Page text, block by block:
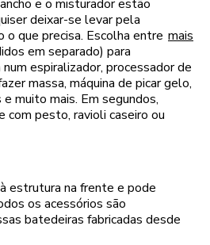
e o misturador estão
deixar-se levar pela
que precisa. Escolha entre mais
em separado) para
espiralizador, processador de
massa, máquina de picar gelo,
muito mais. Em segundos,
pesto, ravioli caseiro ou
estrutura na frente e pode
os acessórios são
batedeiras fabricadas desde